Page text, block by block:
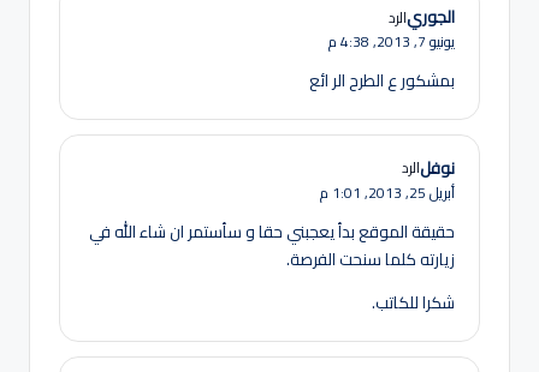
الجوريالرد
يونيو 7, 2013,
4:38 م
بمشكور ع الطرح الر ائع
نوفلالرد
أبريل 25, 2013,
1:01 م
حقيقة الموقع بدأ يعجبني حقا و سأستمر ان شاء الله في
زيارته كلما سنحت الفرصة.
شكرا للكاتب.